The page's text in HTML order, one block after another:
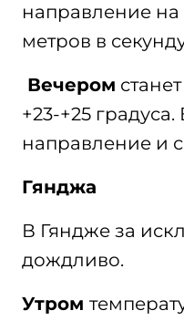
направление на
метров в
Вечером
+23-+25
направление и
Гянджа
В Гяндже за
дождливо.
Утром